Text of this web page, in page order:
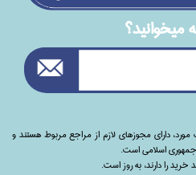
ميخوانيد؟
دارای مجوزهای لازم از مراجع مربوط هستند ‌و‌‌
اسلامی است.
را دارند،‌ به روز است.